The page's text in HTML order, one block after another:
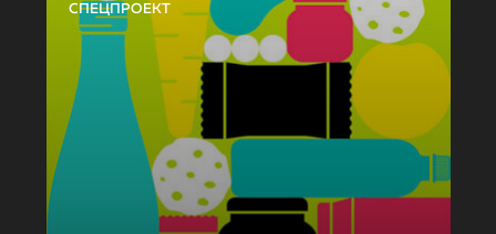
СПЕЦПРОЕКТ